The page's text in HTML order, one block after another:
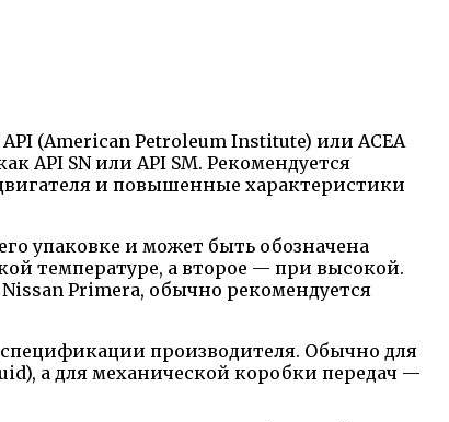
(American Petroleum Institute) или ACEA
API SN или API SM. Рекомендуется
и повышенные характеристики
упаковке и может быть обозначена
температуре, а второе — при высокой.
Primera, обычно рекомендуется
производителя. Обычно для
а для механической коробки передач —